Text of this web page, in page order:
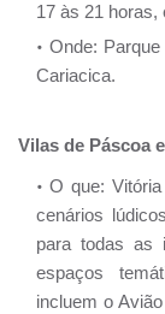
17 às 21 horas,
Onde:
Cariacica.
Vilas de Páscoa
O que:
cenários
para todas as
espaços
incluem o